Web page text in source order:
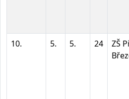
10. 5. 5. 24
ZŠ